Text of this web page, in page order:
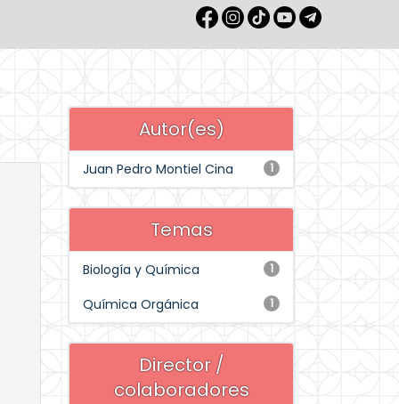
Autor(es)
1
Juan Pedro Montiel Cina
Temas
1
Biología y Química
1
Química Orgánica
Director /
colaboradores